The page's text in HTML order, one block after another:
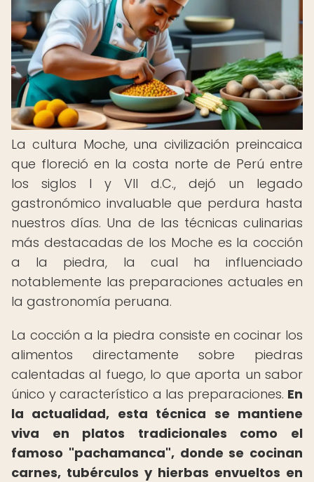
La cultura Moche, una civilización preincaica
que floreció en la costa norte de Perú entre
los siglos I y VII d.C., dejó un legado
gastronómico invaluable que perdura hasta
nuestros días. Una de las técnicas culinarias
más destacadas de los Moche es la cocción
a la piedra, la cual ha influenciado
notablemente las preparaciones actuales en
la gastronomía peruana.
La cocción a la piedra consiste en cocinar los
alimentos directamente sobre piedras
calentadas al fuego, lo que aporta un sabor
único y característico a las preparaciones. En
la actualidad, esta técnica se mantiene
viva en platos tradicionales como el
famoso "pachamanca", donde se cocinan
carnes, tubérculos y hierbas envueltos en